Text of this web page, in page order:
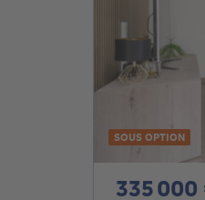
SOUS OPTION
335